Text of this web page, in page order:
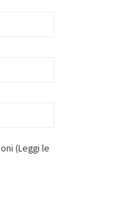
(Leggi le